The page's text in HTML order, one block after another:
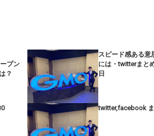
プン
？
スピード感ある意
には・twitterまと
日
twitter,facebook